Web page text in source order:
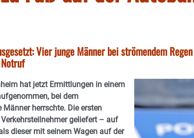
Vier junge Männer bei strömendem
hat jetzt Ermittlungen in einem
bei dem
herrschte. Die ersten
geliefert – auf
dieser mit seinem Wagen auf der